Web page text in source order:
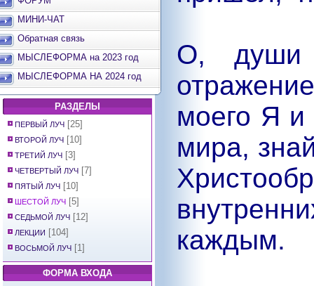
МИНИ-ЧАТ
Обратная связь
МЫСЛЕФОРМА на 2023 год
МЫСЛЕФОРМА НА 2024 год
РАЗДЕЛЫ
ПЕРВЫЙ ЛУЧ [25]
ВТОРОЙ ЛУЧ [10]
ТРЕТИЙ ЛУЧ [3]
ЧЕТВЕРТЫЙ ЛУЧ [7]
ПЯТЫЙ ЛУЧ [10]
ШЕСТОЙ ЛУЧ [5]
СЕДЬМОЙ ЛУЧ [12]
ЛЕКЦИИ [104]
ВОСЬМОЙ ЛУЧ [1]
ФОРМА ВХОДА
О, души
моего Я и
мира,
каждым.